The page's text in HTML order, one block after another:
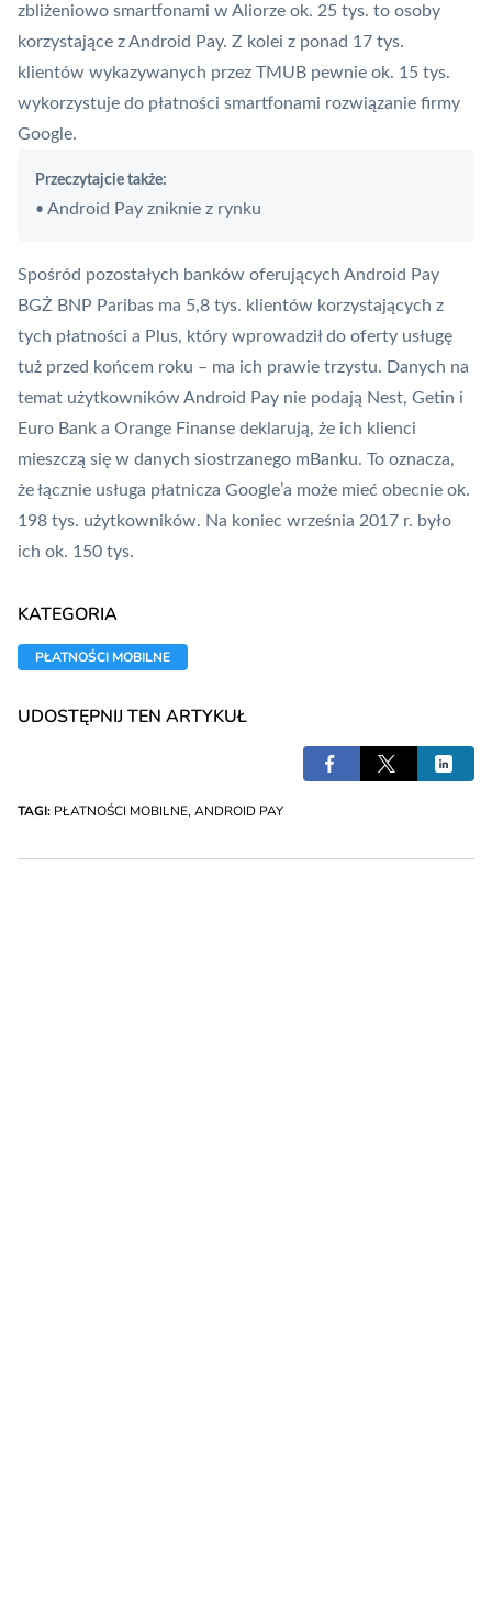
zbliżeniowo smartfonami w Aliorze ok. 25 tys. to osoby
korzystające z Android Pay. Z kolei z ponad 17 tys.
klientów wykazywanych przez TMUB pewnie ok. 15 tys.
wykorzystuje do płatności smartfonami rozwiązanie firmy
Google.
Przeczytajcie także:
• Android Pay zniknie z rynku
Spośród pozostałych banków oferujących Android Pay
BGŻ BNP Paribas ma 5,8 tys. klientów korzystających z
tych płatności a Plus, który wprowadził do oferty usługę
tuż przed końcem roku – ma ich prawie trzystu. Danych na
temat użytkowników Android Pay nie podają Nest, Getin i
Euro Bank a Orange Finanse deklarują, że ich klienci
mieszczą się w danych siostrzanego mBanku. To oznacza,
że łącznie usługa płatnicza Google’a może mieć obecnie ok.
198 tys. użytkowników. Na koniec września 2017 r. było
ich ok. 150 tys.
KATEGORIA
PŁATNOŚCI MOBILNE
UDOSTĘPNIJ TEN ARTYKUŁ
TAGI: PŁATNOŚCI MOBILNE, ANDROID PAY